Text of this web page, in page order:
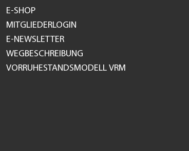
E-SHOP
MITGLIEDERLOGIN
E-NEWSLETTER
WEGBESCHREIBUNG
VORRUHESTANDSMODELL VRM